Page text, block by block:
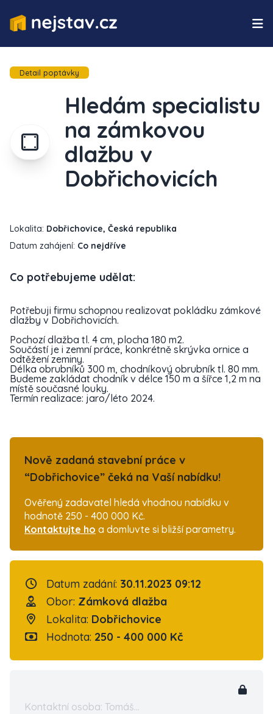
Detail poptávky
Hledám specialistu
na zámkovou
dlažbu v
Dobřichovicích
Lokalita: Dobřichovice, Česká republika
Datum zahájení: Co nejdříve
Co potřebujeme udělat:
Potřebuji firmu schopnou realizovat pokládku zámkové
dlažby v Dobřichovicích.
Pochozí dlažba tl. 4 cm, plocha 180 m2.
Součástí je i zemní práce, konkrétně skrývka ornice a
odtěžení zeminy.
Délka obrubníků 300 m, chodníkový obrubník tl. 80 mm.
Budeme zakládat chodník v délce 150 m a šířce 1,2 m na
místě současné louky.
Termín realizace: jaro/léto 2024.
Nově zadaná stavební práce v
“Dobřichovice” čeká na Vaší nabídku!
Ověřený zadavatel hledá vhodnou nabídku v
hodnotě 250 - 400 000 Kč.
Kontaktujte ho a domluvte si bližší parametry.
Datum zadání: 30.11.2023 09:12
Obor: Zámková dlažba
Lokalita: Dobřichovice
Hodnota: 250 - 400 000 Kč
Kontaktní osoba: Tomáš...